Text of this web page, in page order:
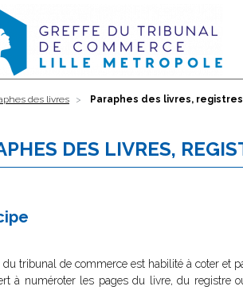
des livres Paraphes des livres,
DES LIVRES,
du tribunal de commerce est habilité à coter et
à numéroter les pages du livre, du registre